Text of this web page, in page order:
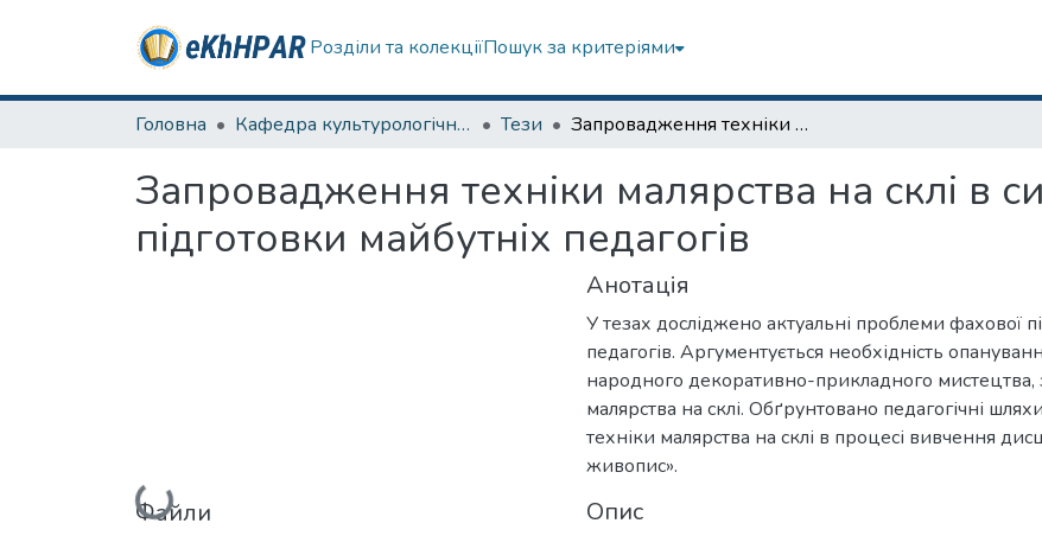
Розділи та колекціїПошук за критеріями
Головна Кафедра культурологічних дисциплін та образотворчого мистецтва Тези Запровадження техніки малярства на склі в систему фахової підготовки майбутніх педагогів
Запровадження техніки малярства на склі в
підготовки майбутніх педагогів
Вантажиться...
Файли
Анотація
У тезах досліджено актуальні проблеми фахової
педагогів. Аргументується необхідність
народного декоративно-прикладного мистецтва,
малярства на склі. Обґрунтовано педагогічні
техніки малярства на склі в процесі вивчення
живопис».
Опис